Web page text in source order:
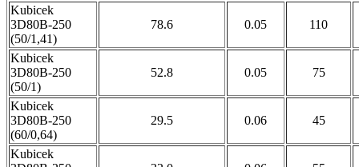
Kubicek
3D80B-250
(50/1,41)
78.6 0.05 110
Kubicek
3D80B-250
(50/1)
52.8 0.05 75
Kubicek
3D80B-250
(60/0,64)
29.5 0.06 45
Kubicek